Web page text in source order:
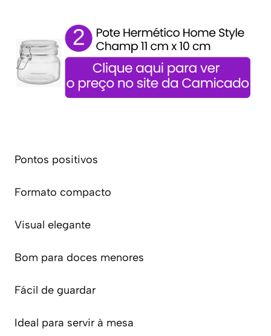
Pontos positivos
Formato compacto
Visual elegante
Bom para doces menores
Fácil de guardar
Ideal para servir à mesa